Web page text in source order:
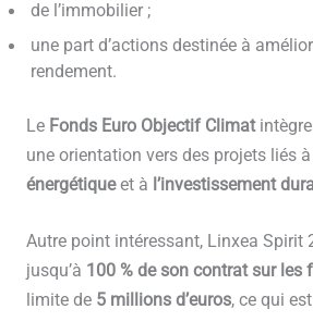
de l’immobilier ;
une part d’actions destinée à
rendement.
Le Fonds Euro Objectif Climat
une orientation vers des projets liés
énergétiqueet à l’investissement
Autre point intéressant, Linxea Spirit
jusqu’à 100 % de son contrat sur les
limite de 5 millions d’euros, ce qui